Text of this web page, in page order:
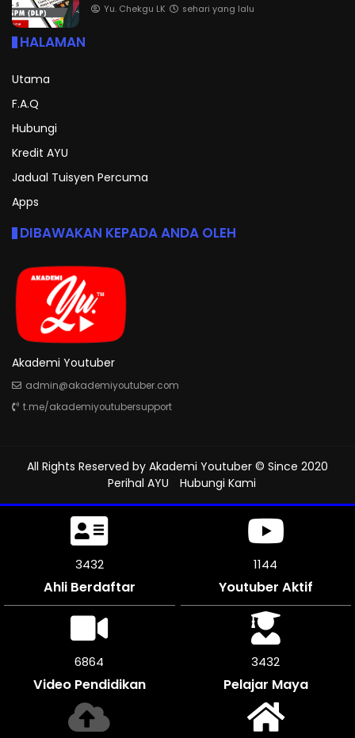
Yu. Chekgu LK sehari yang lalu
HALAMAN
Utama
F.A.Q
Hubungi
Kredit AYU
Jadual Tuisyen Percuma
Apps
DIBAWAKAN KEPADA ANDA OLEH
Akademi Youtuber
admin@akademiyoutuber.com
t.me/akademiyoutubersupport
All Rights Reserved by Akademi Youtuber © Since 2020
Perihal AYU
Hubungi Kami
3783
Ahli Berdaftar
1261
Youtuber Aktif
7566
Video Pendidikan
3783
Pelajar Maya